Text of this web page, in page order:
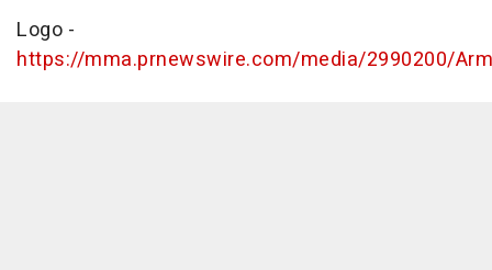
Logo -
https://mma.prnewswire.com/media/2990200/